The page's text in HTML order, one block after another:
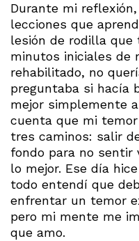
Durante mi
lecciones que
lesión de rodilla que
minutos iniciales de
rehabilitado, no
preguntaba si hacía
mejor simplemente
cuenta que mi
tres caminos: salir
fondo para no sentir
lo mejor. Ese día
todo entendí que
enfrentar un temor
pero mi mente me
que amo.